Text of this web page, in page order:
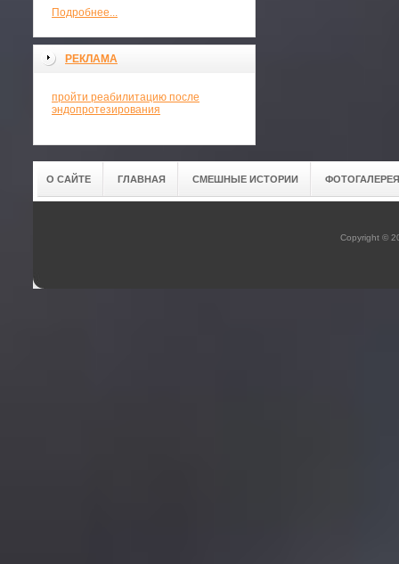
Подробнее...
РЕКЛАМА
пройти реабилитацию после
эндопротезирования
О САЙТЕ ГЛАВНАЯ СМЕШНЫЕ ИСТОРИИ ФОТОГАЛЕРЕЯ
Copyright ©